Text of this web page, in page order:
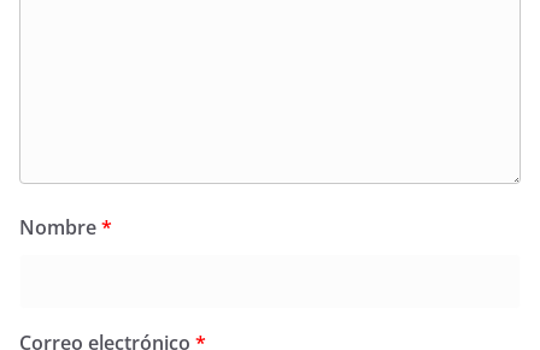
Nombre*
Correo electrónico *